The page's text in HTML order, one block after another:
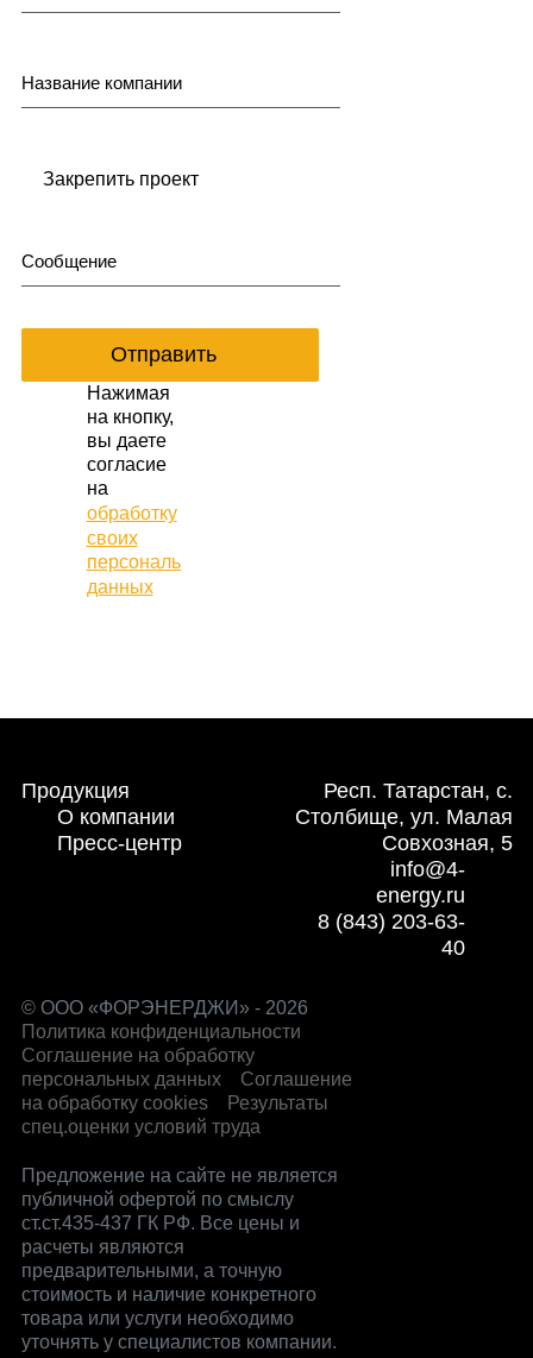
Название компании
Закрепить проект
Сообщение
Отправить
Нажимая
на кнопку,
вы даете
согласие
на
обработку
своих
персональных
данных
Продукция
О компании
Пресс-центр
Респ. Татарстан, с.
Столбище, ул. Малая
Совхозная, 5
info@4-
energy.ru
8 (843) 203-63-
40
© ООО «ФОРЭНЕРДЖИ» - 2026
Политика конфиденциальности
Соглашение на обработку
персональных данных
Соглашение
на обработку cookies
Результаты
спец.оценки условий труда
Предложение на сайте не является
публичной офертой по смыслу
ст.ст.435-437 ГК РФ. Все цены и
расчеты являются
предварительными, а точную
стоимость и наличие конкретного
товара или услуги необходимо
уточнять у специалистов компании.